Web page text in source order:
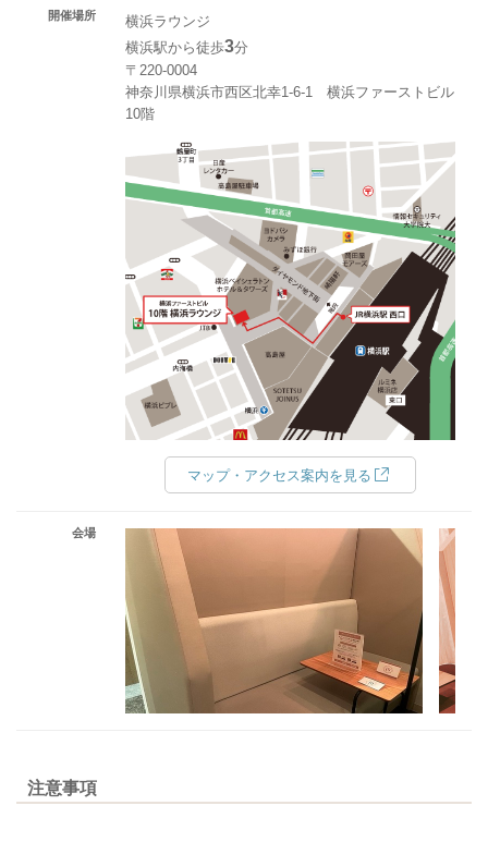
開催場所
横浜ラウンジ
横浜駅から徒歩3分
〒220-0004
神奈川県横浜市西区北幸1‐6‐1 横浜ファーストビル
10階
マップ・アクセス案内を見る
会場
注意事項